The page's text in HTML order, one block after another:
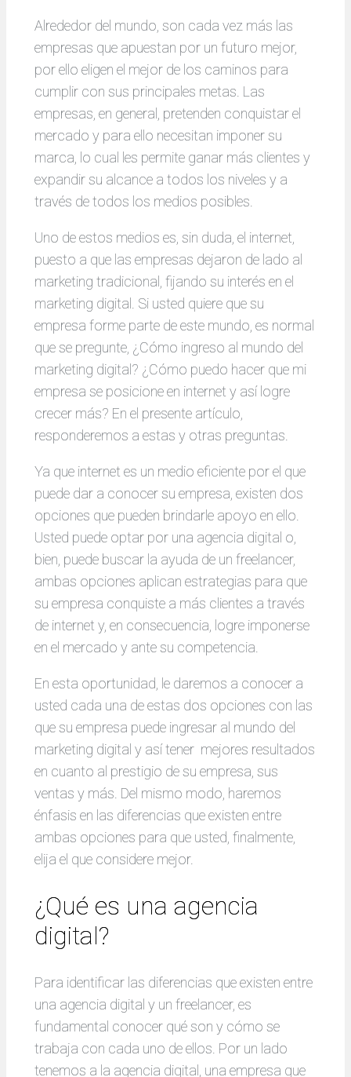
Alrededor del mundo, son cada vez más las
empresas que apuestan por un futuro mejor,
por ello eligen el mejor de los caminos para
cumplir con sus principales metas. Las
empresas, en general, pretenden conquistar el
mercado y para ello necesitan imponer su
marca, lo cual les permite ganar más clientes y
expandir su alcance a todos los niveles y a
través de todos los medios posibles.
Uno de estos medios es, sin duda, el internet,
puesto a que las empresas dejaron de lado al
marketing tradicional, fijando su interés en el
marketing digital. Si usted quiere que su
empresa forme parte de este mundo, es normal
que se pregunte, ¿Cómo ingreso al mundo del
marketing digital? ¿Cómo puedo hacer que mi
empresa se posicione en internet y así logre
crecer más? En el presente artículo,
responderemos a estas y otras preguntas.
Ya que internet es un medio eficiente por el que
puede dar a conocer su empresa, existen dos
opciones que pueden brindarle apoyo en ello.
Usted puede optar por una agencia digital o,
bien, puede buscar la ayuda de un freelancer,
ambas opciones aplican estrategias para que
su empresa conquiste a más clientes a través
de internet y, en consecuencia, logre imponerse
en el mercado y ante su competencia.
En esta oportunidad, le daremos a conocer a
usted cada una de estas dos opciones con las
que su empresa puede ingresar al mundo del
marketing digital y así tener mejores resultados
en cuanto al prestigio de su empresa, sus
ventas y más. Del mismo modo, haremos
énfasis en las diferencias que existen entre
ambas opciones para que usted, finalmente,
elija el que considere mejor.
¿Qué es una agencia
digital?
Para identificar las diferencias que existen entre
una agencia digital y un freelancer, es
fundamental conocer qué son y cómo se
trabaja con cada uno de ellos. Por un lado
tenemos a la agencia digital, una empresa que